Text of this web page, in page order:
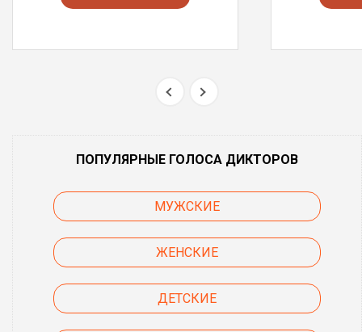
ПОПУЛЯРНЫЕ ГОЛОСА ДИКТОРОВ
МУЖСКИЕ
ЖЕНСКИЕ
ДЕТСКИЕ